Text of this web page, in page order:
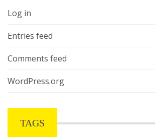
Log in
Entries feed
Comments feed
WordPress.org
TAGS